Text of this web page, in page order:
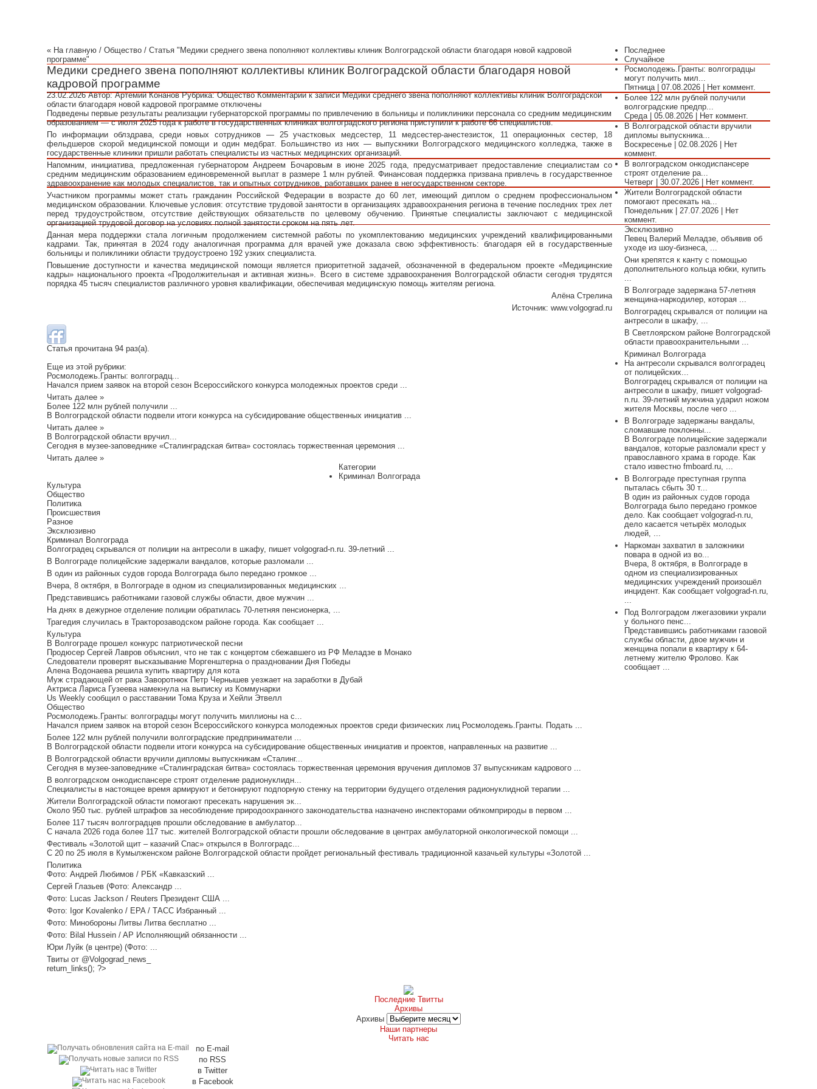
« На главную / Общество / Статья "Медики среднего звена пополняют коллективы клиник Волгоградской области благодаря новой кадровой
программе"
Медики среднего звена пополняют коллективы клиник Волгоградской области благодаря новой
кадровой программе
23.02.2026Автор:Артемий Конанов Рубрика:Общество Комментариик записи Медики среднего звена пополняют коллективы клиник Волгоградской
области благодаря новой кадровой программе отключены
Подведены первые результаты реализации губернаторской программы по привлечению в больницы и поликлиники персонала со средним медицинским
образованием — с июля 2025 года к работе в государственных клиниках волгоградского региона приступили к работе 66 специалистов.
По информации облздрава, среди новых сотрудников — 25 участковых медсестер, 11 медсестер‑анестезисток, 11 операционных сестер, 18
фельдшеров скорой медицинской помощи и один медбрат. Большинство из них — выпускники Волгоградского медицинского колледжа, также в
государственные клиники пришли работать специалисты из частных медицинских организаций.
Напомним, инициатива, предложенная губернатором Андреем Бочаровым в июне 2025 года, предусматривает предоставление специалистам со
средним медицинским образованием единовременной выплат в размере 1 млн рублей. Финансовая поддержка призвана привлечь в государственное
здравоохранение как молодых специалистов, так и опытных сотрудников, работавших ранее в негосударственном секторе.
Участником программы может стать гражданин Российской Федерации в возрасте до 60 лет, имеющий диплом о среднем профессиональном
медицинском образовании. Ключевые условия: отсутствие трудовой занятости в организациях здравоохранения региона в течение последних трех лет
перед трудоустройством, отсутствие действующих обязательств по целевому обучению. Принятые специалисты заключают с медицинской
организацией трудовой договор на условиях полной занятости сроком на пять лет.
Данная мера поддержки стала логичным продолжением системной работы по укомплектованию медицинских учреждений квалифицированными
кадрами. Так, принятая в 2024 году аналогичная программа для врачей уже доказала свою эффективность: благодаря ей в государственные
больницы и поликлиники области трудоустроено 192 узких специалиста.
Повышение доступности и качества медицинской помощи является приоритетной задачей, обозначенной в федеральном проекте «Медицинские
кадры» национального проекта «Продолжительная и активная жизнь». Всего в системе здравоохранения Волгоградской области сегодня трудятся
порядка 45 тысяч специалистов различного уровня квалификации, обеспечивая медицинскую помощь жителям региона.
Алёна Стрелина
Источник: www.volgograd.ru
Статья прочитана 94 раз(a).
Еще из этой рубрики:
Росмолодежь.Гранты: волгоградц...
Начался прием заявок на второй сезон Всероссийского конкурса молодежных проектов среди ...
Читать далее »
Более 122 млн рублей получили ...
В Волгоградской области подвели итоги конкурса на субсидирование общественных инициатив ...
Читать далее »
В Волгоградской области вручил...
Сегодня в музее-заповеднике «Сталинградская битва» состоялась торжественная церемония ...
Читать далее »
Категории
Криминал Волгограда
Культура
Общество
Политика
Происшествия
Разное
Эксклюзивно
Криминал Волгограда
Волгоградец скрывался от полиции на антресоли в шкафу, пишет volgograd-n.ru. 39-летний ...
В Волгограде полицейские задержали вандалов, которые разломали ...
В один из районных судов города Волгограда было передано громкое ...
Вчера, 8 октября, в Волгограде в одном из специализированных медицинских ...
Представившись работниками газовой службы области, двое мужчин ...
На днях в дежурное отделение полиции обратилась 70-летняя пенсионерка, ...
Трагедия случилась в Тракторозаводском районе города. Как сообщает ...
Культура
В Волгограде прошел конкурс патриотической песни
Продюсер Сергей Лавров объяснил, что не так с концертом сбежавшего из РФ Меладзе в Монако
Следователи проверят высказывание Моргенштерна о праздновании Дня Победы
Алена Водонаева решила купить квартиру для кота
Муж страдающей от рака Заворотнюк Петр Чернышев уезжает на заработки в Дубай
Актриса Лариса Гузеева намекнула на выписку из Коммунарки
Us Weekly сообщил о расставании Тома Круза и Хейли Этвелл
Общество
Росмолодежь.Гранты: волгоградцы могут получить миллионы на с...
Начался прием заявок на второй сезон Всероссийского конкурса молодежных проектов среди физических лиц Росмолодежь.Гранты. Подать ...
Более 122 млн рублей получили волгоградские предприниматели ...
В Волгоградской области подвели итоги конкурса на субсидирование общественных инициатив и проектов, направленных на развитие ...
В Волгоградской области вручили дипломы выпускникам «Сталинг...
Сегодня в музее-заповеднике «Сталинградская битва» состоялась торжественная церемония вручения дипломов 37 выпускникам кадрового ...
В волгоградском онкодиспансере строят отделение радионуклидн...
Специалисты в настоящее время армируют и бетонируют подпорную стенку на территории будущего отделения радионуклидной терапии ...
Жители Волгоградской области помогают пресекать нарушения эк...
Около 950 тыс. рублей штрафов за несоблюдение природоохранного законодательства назначено инспекторами облкомприроды в первом ...
Более 117 тысяч волгоградцев прошли обследование в амбулатор...
С начала 2026 года более 117 тыс. жителей Волгоградской области прошли обследование в центрах амбулаторной онкологической помощи ...
Фестиваль «Золотой щит – казачий Спас» открылся в Волгоградс...
С 20 по 25 июля в Кумылженском районе Волгоградской области пройдет региональный фестиваль традиционной казачьей культуры «Золотой ...
Политика
Фото: Андрей Любимов / РБК «Кавказский ...
Сергей Глазьев (Фото: Александр ...
Фото: Lucas Jackson / Reuters Президент США ...
Фото: Igor Kovalenko / EPA / ТАСС Избранный ...
Фото: Минобороны Литвы Литва бесплатно ...
Фото: Bilal Hussein / AP Исполняющий обязанности ...
Юри Луйк (в центре) (Фото: ...
Последнее
Случайное
Росмолодежь.Гранты: волгоградцы
могут получить мил...
Пятница | 07.08.2026 | Нет коммент.
Более 122 млн рублей получили
волгоградские предпр...
Среда | 05.08.2026 | Нет коммент.
В Волгоградской области вручили
дипломы выпускника...
Воскресенье | 02.08.2026 | Нет
коммент.
В волгоградском онкодиспансере
строят отделение ра...
Четверг | 30.07.2026 | Нет коммент.
Жители Волгоградской области
помогают пресекать на...
Понедельник | 27.07.2026 | Нет
коммент.
Эксклюзивно
Певец Валерий Меладзе, объявив об
уходе из шоу-бизнеса, ...
Они крепятся к канту с помощью
дополнительного кольца юбки, купить
...
В Волгограде задержана 57-летняя
женщина-наркодилер, которая ...
Волгоградец скрывался от полиции на
антресоли в шкафу, ...
В Светлоярском районе Волгоградской
области правоохранительными ...
Криминал Волгограда
На антресоли скрывался волгоградец
от полицейских...
Волгоградец скрывался от полиции на
антресоли в шкафу, пишет volgograd-
n.ru. 39-летний мужчина ударил ножом
жителя Москвы, после чего ...
В Волгограде задержаны вандалы,
сломавшие поклонны...
В Волгограде полицейские задержали
вандалов, которые разломали крест у
православного храма в городе. Как
стало известно fmboard.ru, ...
В Волгограде преступная группа
пыталась сбыть 30 т...
В один из районных судов города
Волгограда было передано громкое
дело. Как сообщает volgograd-n.ru,
дело касается четырёх молодых
людей, ...
Наркоман захватил в заложники
повара в одной из во...
Вчера, 8 октября, в Волгограде в
одном из специализированных
медицинских учреждений произошёл
инцидент. Как сообщает volgograd-n.ru,
...
Под Волгоградом лжегазовики украли
у больного пенс...
Представившись работниками газовой
службы области, двое мужчин и
женщина попали в квартиру к 64-
летнему жителю Фролово. Как
сообщает ...
Твиты от @Volgograd_news_
return_links(); ?>
Последние Твитты
Архивы
Архивы
Наши партнеры
Читать нас
по E-mail
по RSS
в Twitter
в Facebook